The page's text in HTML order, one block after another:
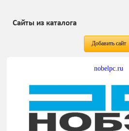
Сайты из каталога
Добавить сайт
nobelpc.ru